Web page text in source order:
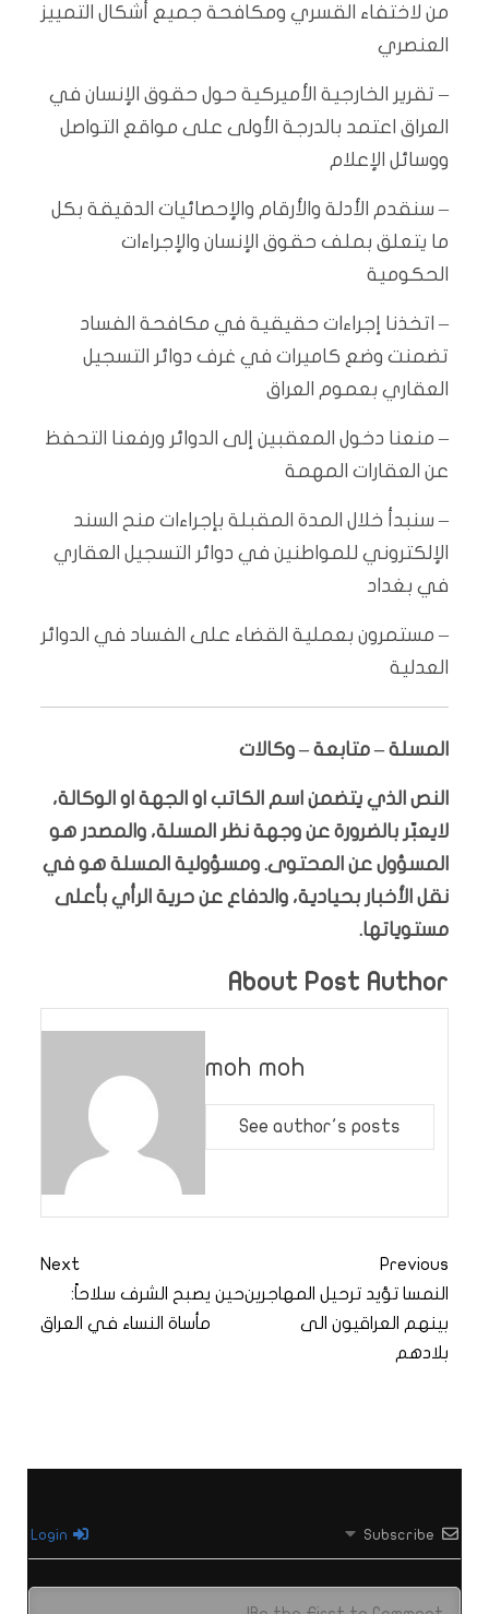
من لاختفاء القسري ومكافحة جميع أشكال التمييز
العنصري
– تقرير الخارجية الأميركية حول حقوق الإنسان في
العراق اعتمد بالدرجة الأولى على مواقع التواصل
ووسائل الإعلام
– سنقدم الأدلة والأرقام والإحصائيات الدقيقة بكل
ما يتعلق بملف حقوق الإنسان والإجراءات
الحكومية
– اتخذنا إجراءات حقيقية في مكافحة الفساد
تضمنت وضع كاميرات في غرف دوائر التسجيل
العقاري بعموم العراق
– منعنا دخول المعقبين إلى الدوائر ورفعنا التحفظ
عن العقارات المهمة
– سنبدأ خلال المدة المقبلة بإجراءات منح السند
الإلكتروني للمواطنين في دوائر التسجيل العقاري
في بغداد
– مستمرون بعملية القضاء على الفساد في الدوائر
العدلية
المسلة – متابعة – وكالات
النص الذي يتضمن اسم الكاتب او الجهة او الوكالة،
لايعبّر بالضرورة عن وجهة نظر المسلة، والمصدر هو
المسؤول عن المحتوى. ومسؤولية المسلة هو في
نقل الأخبار بحيادية، والدفاع عن حرية الرأي بأعلى
مستوياتها.
About Post Author
moh moh
See author's posts
Previous
النمسا تؤيد ترحيل المهاجرين
بينهم العراقيون الى
بلادهم
Next
حين يصبح الشرف سلاحاً:
مأساة النساء في العراق
Subscribe